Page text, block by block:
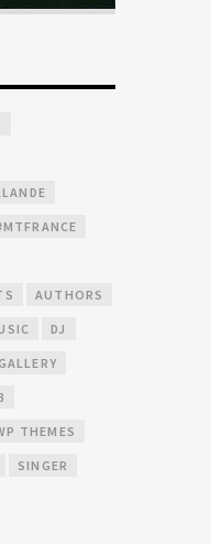
AUTHORS
DJ
GALLERY
THEMES
SINGER